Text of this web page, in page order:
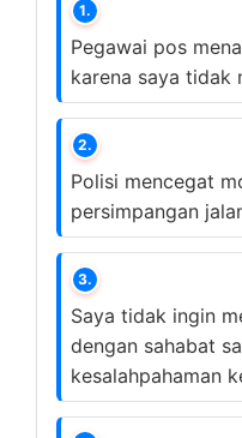
1.
Pegawai pos
karena saya tidak
2.
Polisi mencegat
persimpangan
3.
Saya tidak ingin
dengan sahabat
kesalahpahaman